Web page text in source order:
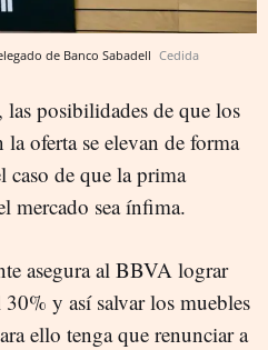
de Banco Sabadell Cedida
las posibilidades de que los
la oferta se elevan de forma
de que la prima
mercado sea ínfima.
asegura al BBVA lograr
y así salvar los muebles
ello tenga que renunciar a